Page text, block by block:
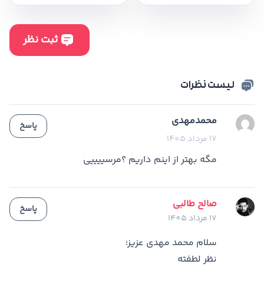
لیست نظرات
محمدمهدی
17 مرداد 1405
مگه بهتر از اینم داریم ؟مرسییییی
پاسخ
صالح طالبی
17 مرداد 1405
سلام محمد مهدی عزیز؛
نظر لطفته
پاسخ